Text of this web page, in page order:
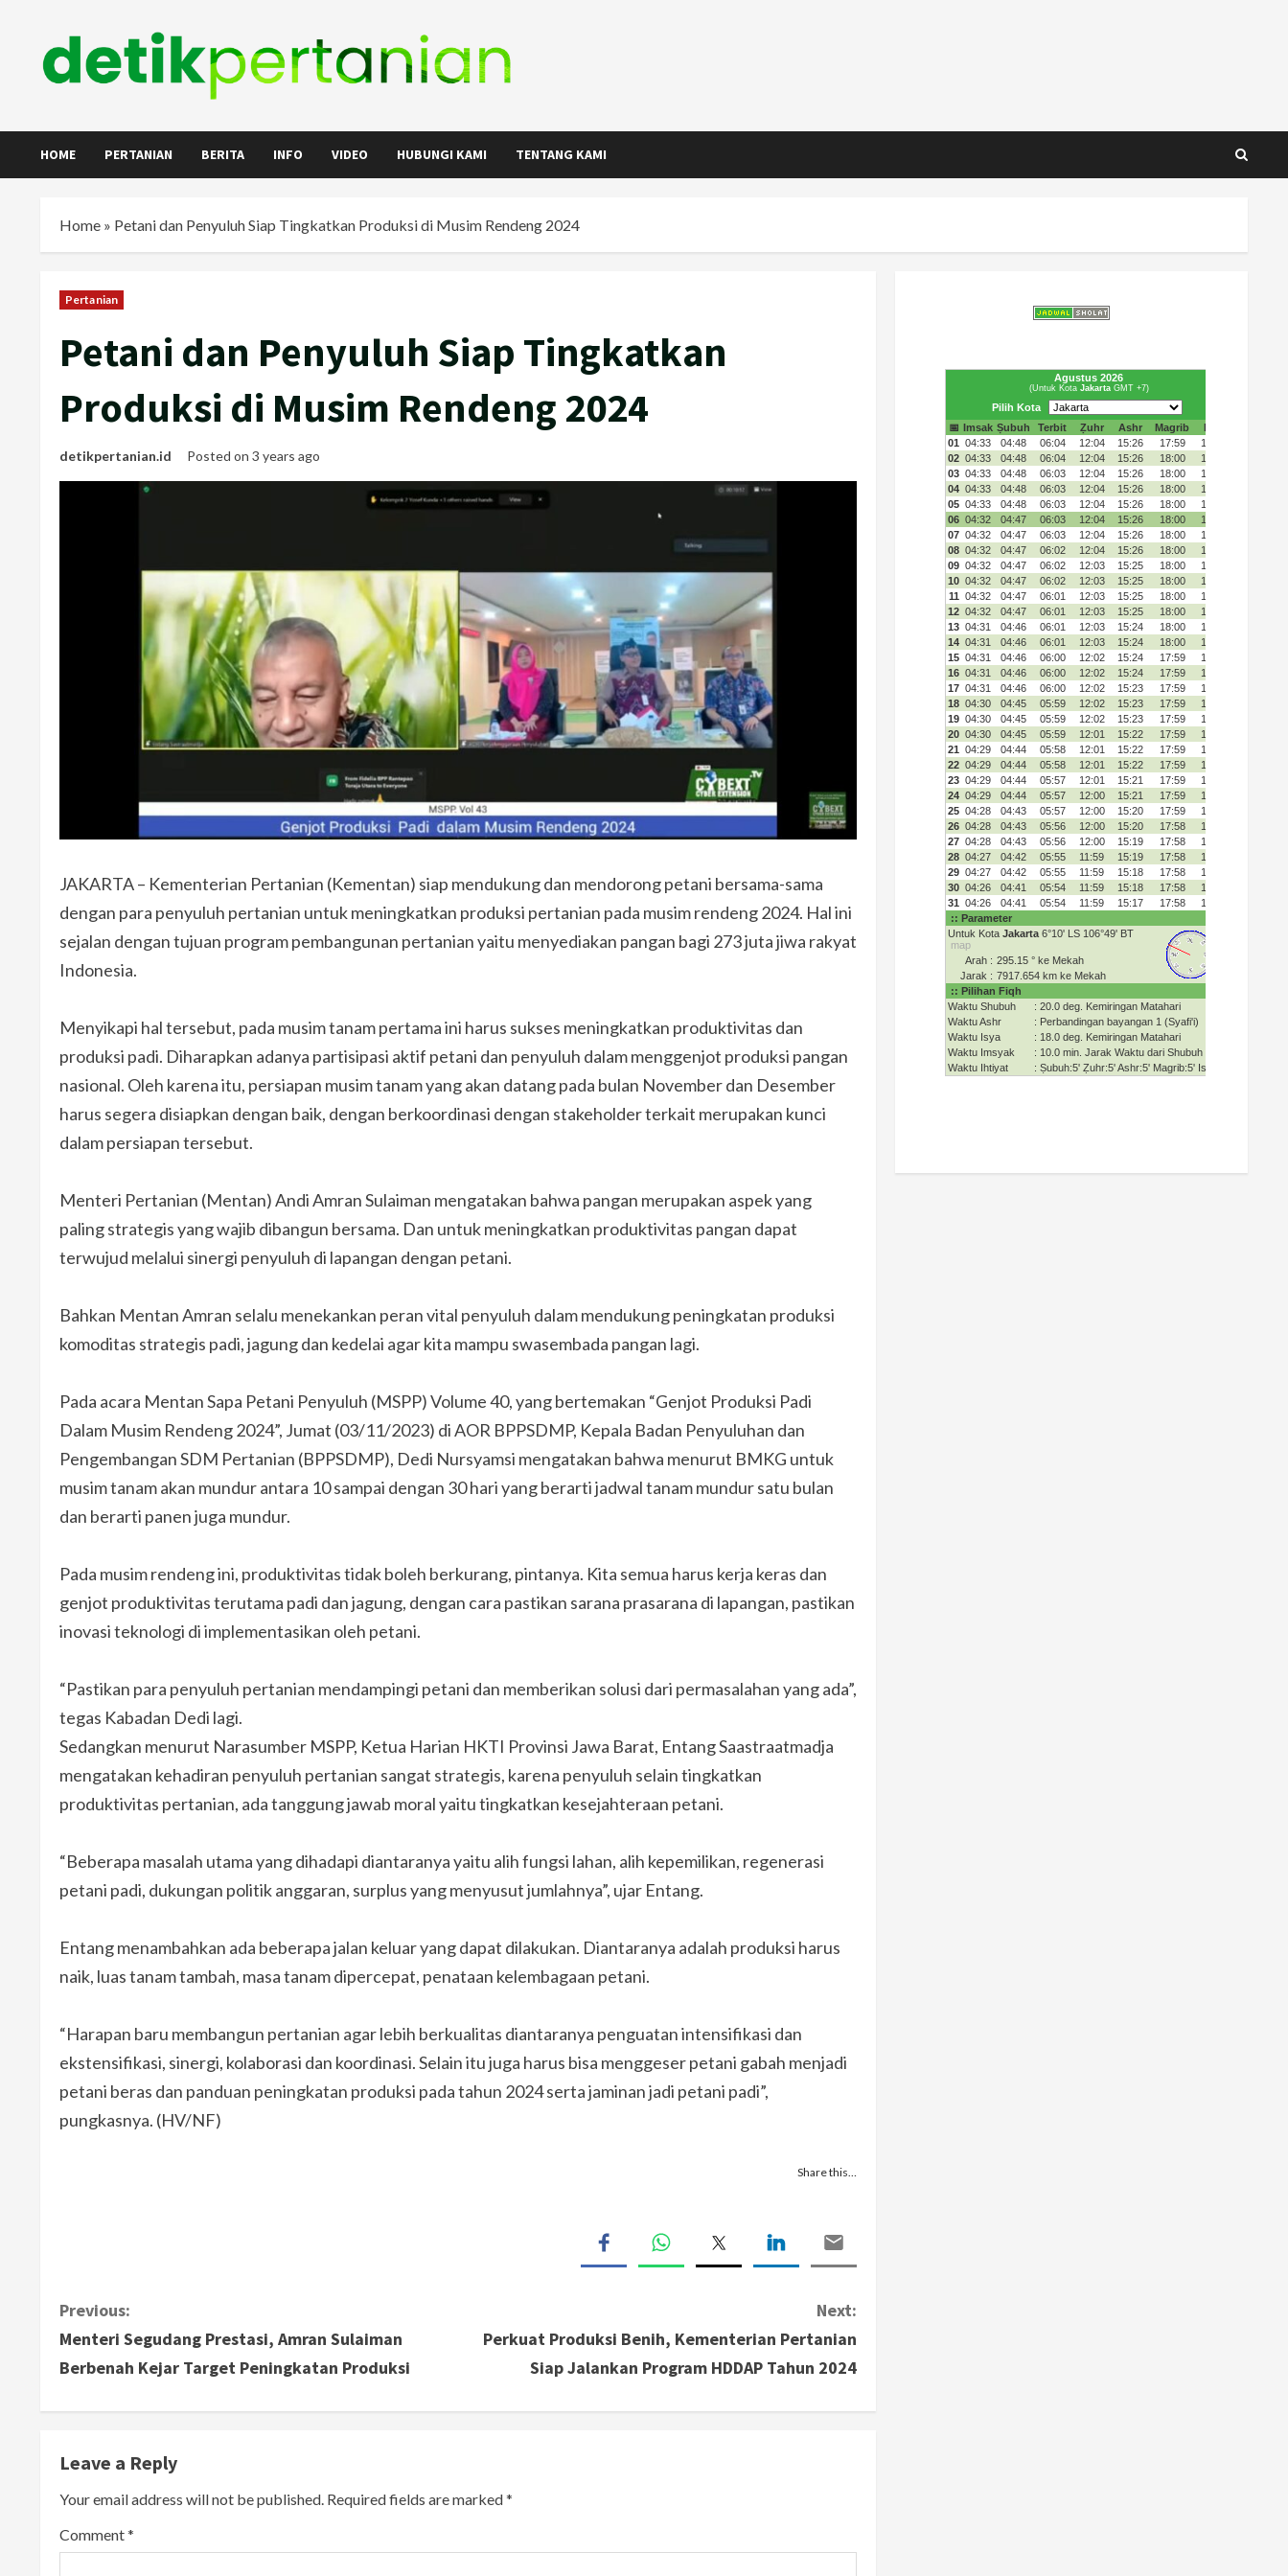
content
HOME PERTANIAN BERITA INFO VIDEO HUBUNGI KAMI TENTANG KAMI
Home » Petani dan Penyuluh Siap Tingkatkan Produksi di Musim Rendeng 2024
Pertanian
Petani dan Penyuluh Siap Tingkatkan
Produksi di Musim Rendeng 2024
detikpertanian.id Posted on 3 years ago
JAKARTA – Kementerian Pertanian (Kementan) siap mendukung dan mendorong petani bersama-sama
dengan para penyuluh pertanian untuk meningkatkan produksi pertanian pada musim rendeng 2024. Hal ini
sejalan dengan tujuan program pembangunan pertanian yaitu menyediakan pangan bagi 273 juta jiwa rakyat
Indonesia.
Menyikapi hal tersebut, pada musim tanam pertama ini harus sukses meningkatkan produktivitas dan
produksi padi. Diharapkan adanya partisipasi aktif petani dan penyuluh dalam menggenjot produksi pangan
nasional. Oleh karena itu, persiapan musim tanam yang akan datang pada bulan November dan Desember
harus segera disiapkan dengan baik, dengan berkoordinasi dengan stakeholder terkait merupakan kunci
dalam persiapan tersebut.
Menteri Pertanian (Mentan) Andi Amran Sulaiman mengatakan bahwa pangan merupakan aspek yang
paling strategis yang wajib dibangun bersama. Dan untuk meningkatkan produktivitas pangan dapat
terwujud melalui sinergi penyuluh di lapangan dengan petani.
Bahkan Mentan Amran selalu menekankan peran vital penyuluh dalam mendukung peningkatan produksi
komoditas strategis padi, jagung dan kedelai agar kita mampu swasembada pangan lagi.
Pada acara Mentan Sapa Petani Penyuluh (MSPP) Volume 40, yang bertemakan “Genjot Produksi Padi
Dalam Musim Rendeng 2024”, Jumat (03/11/2023) di AOR BPPSDMP, Kepala Badan Penyuluhan dan
Pengembangan SDM Pertanian (BPPSDMP), Dedi Nursyamsi mengatakan bahwa menurut BMKG untuk
musim tanam akan mundur antara 10 sampai dengan 30 hari yang berarti jadwal tanam mundur satu bulan
dan berarti panen juga mundur.
Pada musim rendeng ini, produktivitas tidak boleh berkurang, pintanya. Kita semua harus kerja keras dan
genjot produktivitas terutama padi dan jagung, dengan cara pastikan sarana prasarana di lapangan, pastikan
inovasi teknologi di implementasikan oleh petani.
“Pastikan para penyuluh pertanian mendampingi petani dan memberikan solusi dari permasalahan yang ada”,
tegas Kabadan Dedi lagi.
Sedangkan menurut Narasumber MSPP, Ketua Harian HKTI Provinsi Jawa Barat, Entang Saastraatmadja
mengatakan kehadiran penyuluh pertanian sangat strategis, karena penyuluh selain tingkatkan
produktivitas pertanian, ada tanggung jawab moral yaitu tingkatkan kesejahteraan petani.
“Beberapa masalah utama yang dihadapi diantaranya yaitu alih fungsi lahan, alih kepemilikan, regenerasi
petani padi, dukungan politik anggaran, surplus yang menyusut jumlahnya”, ujar Entang.
Entang menambahkan ada beberapa jalan keluar yang dapat dilakukan. Diantaranya adalah produksi harus
naik, luas tanam tambah, masa tanam dipercepat, penataan kelembagaan petani.
“Harapan baru membangun pertanian agar lebih berkualitas diantaranya penguatan intensifikasi dan
ekstensifikasi, sinergi, kolaborasi dan koordinasi. Selain itu juga harus bisa menggeser petani gabah menjadi
petani beras dan panduan peningkatan produksi pada tahun 2024 serta jaminan jadi petani padi”,
pungkasnya. (HV/NF)
Share this…
C
o
i
n
u
Previous:
Menteri Segudang Prestasi, Amran Sulaiman
Berbenah Kejar Target Peningkatan Produksi
Next:
Perkuat Produksi Benih, Kementerian Pertanian
Siap Jalankan Program HDDAP Tahun 2024
Leave a Reply
Your email address will not be published. Required fields are marked*
Comment*